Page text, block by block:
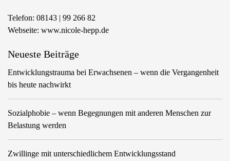
Telefon: 08143 | 99 266 82
Webseite: www.nicole-hepp.de
Neueste Beiträge
Entwicklungstrauma bei Erwachsenen – wenn die Vergangenheit
bis heute nachwirkt
Sozialphobie – wenn Begegnungen mit anderen Menschen zur
Belastung werden
Zwillinge mit unterschiedlichem Entwicklungsstand